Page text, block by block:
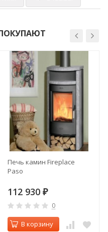
Печь камин Fireplace
Paso
112 930 ₽
0
В корзину